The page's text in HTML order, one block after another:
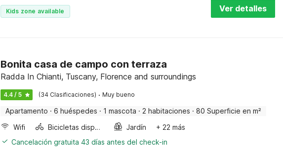
Kids zone available Ver detalles
Bonita casa de campo con terraza
Radda In Chianti, Tuscany, Florence and surroundings
4.4 / 5 (34 Clasificaciones) · Muy bueno
Apartamento · 6 huéspedes · 1 mascota · 2 habitaciones · 80 Superficie en m²
Wifi
Bicicletas disponibles Jardín
+ 22 más
Cancelación gratuita 43 días antes del check-in